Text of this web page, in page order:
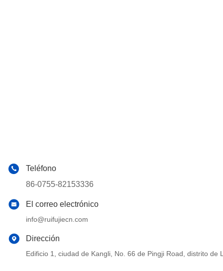
Teléfono
86-0755-82153336
El correo electrónico
info@ruifujiecn.com
Dirección
Edificio 1, ciudad de Kangli, No. 66 de Pingji Road, distrito